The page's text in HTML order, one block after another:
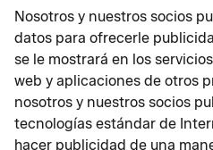
Nosotros y nuestros socios
datos para ofrecerle
se le mostrará en los
web y aplicaciones de otros
nosotros y nuestros socios
tecnologías estándar de
hacer publicidad de una